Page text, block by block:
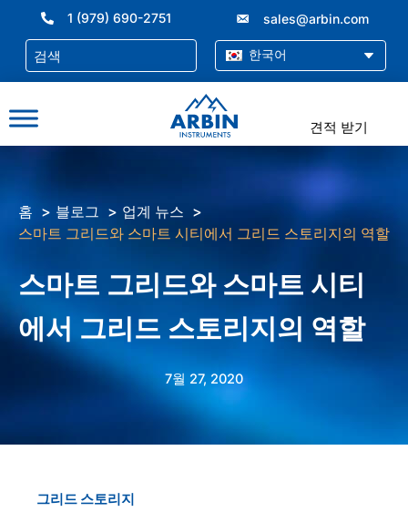
너
1 (979) 690-2751 sales@arbin.com
한국어
견적 받기
홈 블로그
업계 뉴스
스마트 그리드와 스마트 시티에서 그리드 스토리지의 역할
스마트 그리드와 스마트 시티
에서 그리드 스토리지의 역할
7월 27, 2020
그리드 스토리지